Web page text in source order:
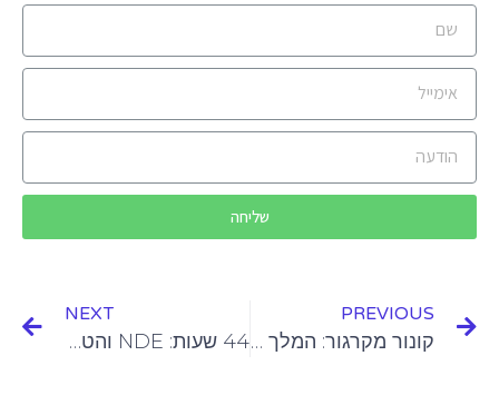
שליחה
PREVIOUS
קונור מקרגור: המלך הכמעט ערום
NEXT
44 שעות: NDE והטראומה שלא נגמרת